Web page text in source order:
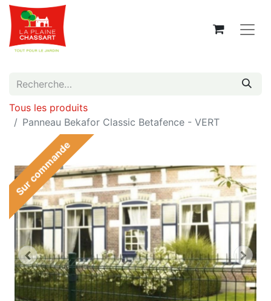
Tous les produits
Panneau Bekafor Classic Betafence - VERT
Sur commande